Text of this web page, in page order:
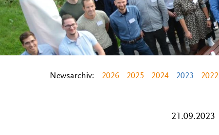
Newsarchiv: 2026 2025 2024 2023 2022
21.09.2023